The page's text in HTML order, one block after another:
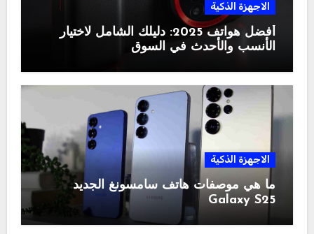
الاجهزة الذكية
أفضل هواتف 2025: دليلك الشامل لاختيار
الأنسب والأحدث في السوق
الاجهزة الذكية
ما هي موصفات هاتف سامسونغ الجديد
Galaxy S25